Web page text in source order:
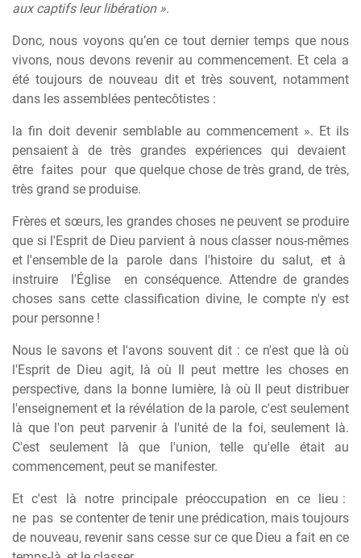
aux captifs leur libération ».
Donc, nous voyons qu’en ce tout dernier temps que nous
vivons, nous devons revenir au commencement. Et cela a
été toujours de nouveau dit et très souvent, notamment
dans les assemblées pentecôtistes :
la fin doit devenir semblable au commencement ». Et ils
pensaient à
de très grandes expériences qui
devaient
être faites pour que quelque chose de très grand, de très,
très grand se produise.
Frères et sœurs, les grandes choses ne peuvent se produire
que si l'Esprit de Dieu parvient à nous classer nous-mêmes
et l'ensemble de la
parole dans l'histoire du salut, et à
instruire
l'Église
en conséquence. Attendre de grandes
choses sans cette classification divine, le compte n'y est
pour personne !
Nous le savons et l'avons souvent dit : ce n'est que là où
l'Esprit de Dieu agit, là où Il peut mettre les choses en
perspective, dans la bonne lumière, là où Il peut distribuer
l'enseignement et la révélation de la parole, c'est seulement
là que l'on peut parvenir à l'unité de la foi, seulement là.
C'est seulement là que l'union, telle qu'elle était au
commencement, peut se manifester.
Et c'est là notre principale préoccupation en ce lieu :
ne pas se contenter de tenir une prédication, mais toujours
de nouveau, revenir sans cesse sur ce que Dieu a fait en ce